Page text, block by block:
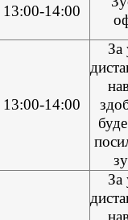
13:00-14:00
13:00-14:00
За
За